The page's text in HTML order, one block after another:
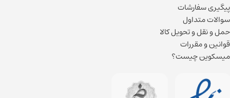
پیگیری سفارشات
سوالات متداول
حمل و نقل و تحویل کالا
قوانین و مقررات
میسکوین چیست؟